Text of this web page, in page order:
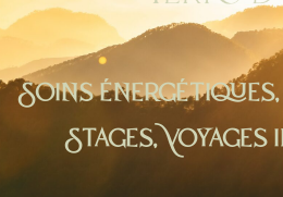
Soins
Stages,